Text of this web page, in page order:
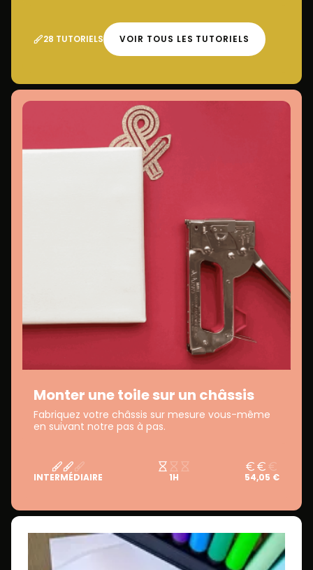
28 TUTORIELS VOIR TOUS LES TUTORIELS
Monter une toile sur un châssis
Fabriquez votre châssis sur mesure vous-même
en suivant notre pas à pas.
INTERMÉDIAIRE 1H 54,05 €